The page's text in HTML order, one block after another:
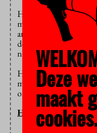
Het is niet precies
maanden is
anonieme brieven zijn
de val raakte deze
naar het ziekenhuis en
Het is niet zeker dat de
met de eerdere
onderzoek.
HOP/BB
Deze
maakt